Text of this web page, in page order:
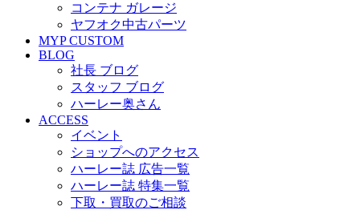
コンテナ ガレージ
ヤフオク中古パーツ
MYP CUSTOM
BLOG
社長 ブログ
スタッフ ブログ
ハーレー奥さん
ACCESS
イベント
ショップへのアクセス
ハーレー誌 広告一覧
ハーレー誌 特集一覧
下取・買取のご相談